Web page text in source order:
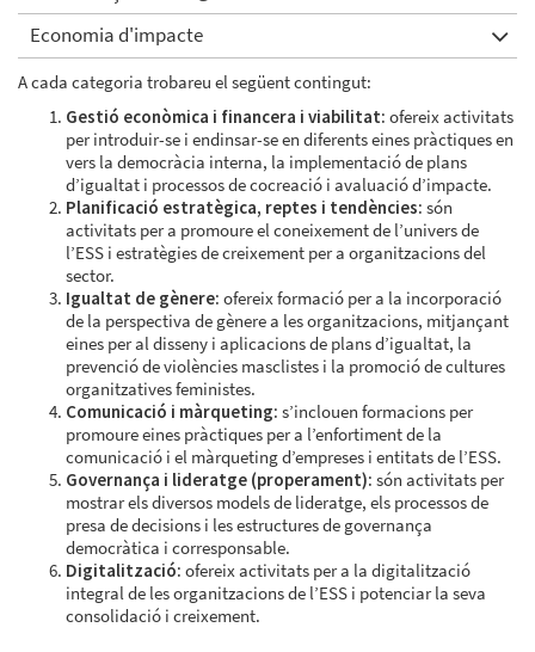
Economia d'impacte
A cada categoria trobareu el següent contingut:
Gestió econòmica i financera i viabilitat: ofereix activitats
per introduir-se i endinsar-se en diferents eines pràctiques en
vers la democràcia interna, la implementació de plans
d’igualtat i processos de cocreació i avaluació d’impacte.
Planificació estratègica, reptes i tendències: són
activitats per a promoure el coneixement de l’univers de
l’ESS i estratègies de creixement per a organitzacions del
sector.
Igualtat de gènere: ofereix formació per a la incorporació
de la perspectiva de gènere a les organitzacions, mitjançant
eines per al disseny i aplicacions de plans d’igualtat, la
prevenció de violències masclistes i la promoció de cultures
organitzatives feministes.
Comunicació i màrqueting: s’inclouen formacions per
promoure eines pràctiques per a l’enfortiment de la
comunicació i el màrqueting d’empreses i entitats de l’ESS.
Governança i lideratge (properament): són activitats per
mostrar els diversos models de lideratge, els processos de
presa de decisions i les estructures de governança
democràtica i corresponsable.
Digitalització: ofereix activitats per a la digitalització
integral de les organitzacions de l’ESS i potenciar la seva
consolidació i creixement.